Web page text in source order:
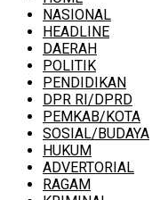
NASIONAL
HEADLINE
DAERAH
POLITIK
PENDIDIKAN
DPR RI/DPRD
PEMKAB/KOTA
SOSIAL/BUDAYA
HUKUM
ADVERTORIAL
RAGAM